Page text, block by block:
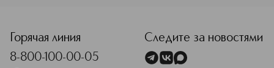
содержит красителей, животных
жиров или синтетических ПАВ. Оно
отлично заполняет микротрещины
Горячая линия
8-800-100-00-05
Следите за новостями